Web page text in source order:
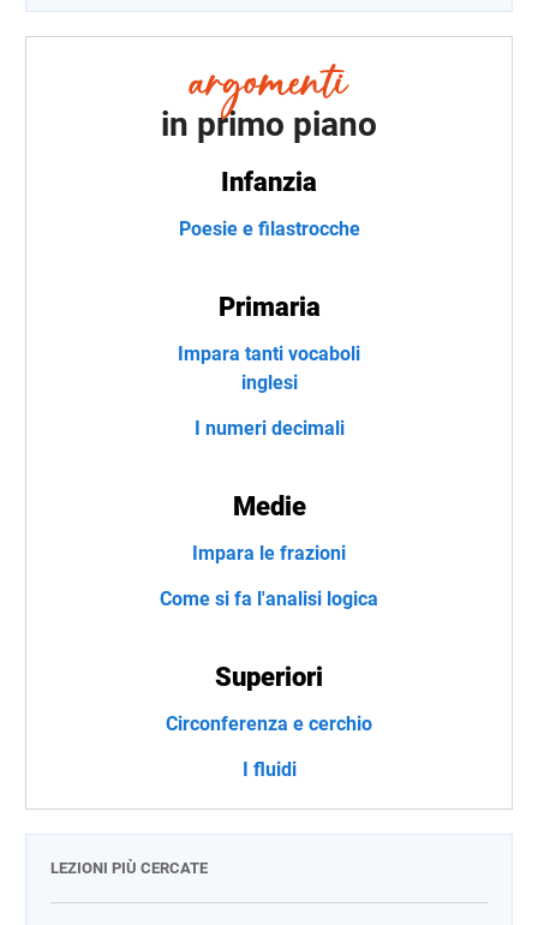
in primo piano
Infanzia
Poesie e filastrocche
Primaria
Impara tanti vocaboli
inglesi
I numeri decimali
Medie
Impara le frazioni
Come si fa l'analisi logica
Superiori
Circonferenza e cerchio
I fluidi
LEZIONI PIÙ CERCATE